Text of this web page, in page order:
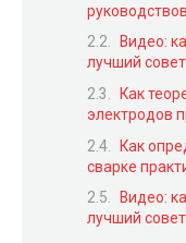
Видео:
лучший совет
Как
электродов
Как
сварке
Видео:
лучший совет